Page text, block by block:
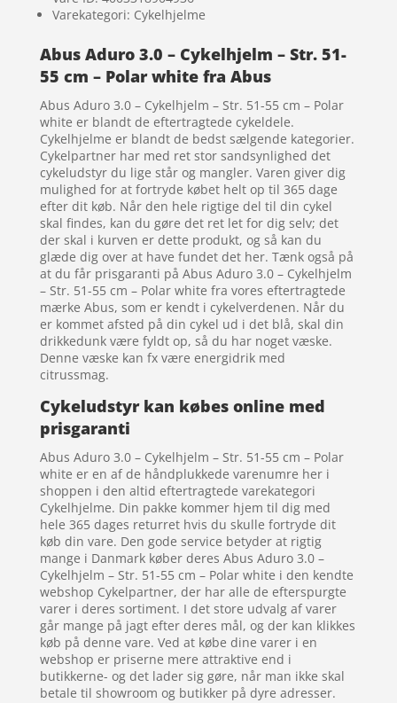
Varekategori: Cykelhjelme
Abus Aduro 3.0 – Cykelhjelm – Str. 51-
55 cm – Polar white fra Abus
Abus Aduro 3.0 – Cykelhjelm – Str. 51-55 cm – Polar
white er blandt de eftertragtede cykeldele.
Cykelhjelme er blandt de bedst sælgende kategorier.
Cykelpartner har med ret stor sandsynlighed det
cykeludstyr du lige står og mangler. Varen giver dig
mulighed for at fortryde købet helt op til 365 dage
efter dit køb. Når den hele rigtige del til din cykel
skal findes, kan du gøre det ret let for dig selv; det
der skal i kurven er dette produkt, og så kan du
glæde dig over at have fundet det her. Tænk også på
at du får prisgaranti på Abus Aduro 3.0 – Cykelhjelm
– Str. 51-55 cm – Polar white fra vores eftertragtede
mærke Abus, som er kendt i cykelverdenen. Når du
er kommet afsted på din cykel ud i det blå, skal din
drikkedunk være fyldt op, så du har noget væske.
Denne væske kan fx være energidrik med
citrussmag.
Cykeludstyr kan købes online med
prisgaranti
Abus Aduro 3.0 – Cykelhjelm – Str. 51-55 cm – Polar
white er en af de håndplukkede varenumre her i
shoppen i den altid eftertragtede varekategori
Cykelhjelme. Din pakke kommer hjem til dig med
hele 365 dages returret hvis du skulle fortryde dit
køb din vare. Den gode service betyder at rigtig
mange i Danmark køber deres Abus Aduro 3.0 –
Cykelhjelm – Str. 51-55 cm – Polar white i den kendte
webshop Cykelpartner, der har alle de efterspurgte
varer i deres sortiment. I det store udvalg af varer
går mange på jagt efter deres mål, og der kan klikkes
køb på denne vare. Ved at købe dine varer i en
webshop er priserne mere attraktive end i
butikkerne- og det lader sig gøre, når man ikke skal
betale til showroom og butikker på dyre adresser.